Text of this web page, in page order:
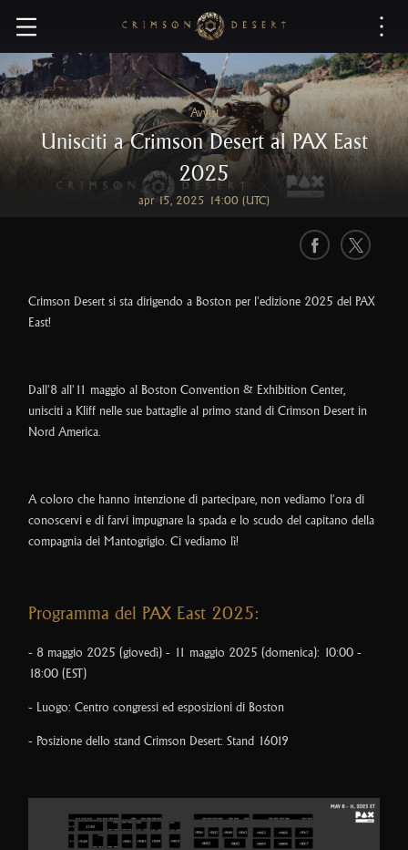
C
i
m
s
n
D
e
Avvisi
Unisciti a Crimson Desert al PAX East
2025
apr 15, 2025 14:00 (UTC)
F
c
o
k
X
Crimson Desert si sta dirigendo a Boston per l'edizione 2025 del PAX
East!
Dall'8 all'11 maggio al Boston Convention & Exhibition Center,
unisciti a Kliff nelle sue battaglie al primo stand di Crimson Desert in
Nord America.
A coloro che hanno intenzione di partecipare, non vediamo l'ora di
conoscervi e di farvi impugnare la spada e lo scudo del capitano della
compagnia dei Mantogrigio. Ci vediamo lì!
Programma del PAX East 2025:
- 8 maggio 2025 (giovedì) - 11 maggio 2025 (domenica): 10:00 -
18:00 (EST)
- Luogo: Centro congressi ed esposizioni di Boston
- Posizione dello stand Crimson Desert: Stand 16019